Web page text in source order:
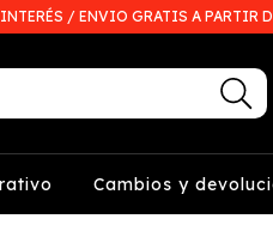
/ ENVIO GRATIS A PARTIR
Cambios y